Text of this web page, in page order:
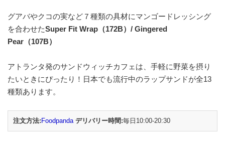
グアバやクコの実など７種類の具材にマンゴードレッシング
を合わせたSuper Fit Wrap（172B）/ Gingered
Pear（107B）
アトランタ発のサンドウィッチカフェは、手軽に野菜を摂り
たいときにぴったり！日本でも流行中のラップサンドが全13
種類あります。
注文方法:Foodpanda デリバリー時間:毎日10:00-20:30